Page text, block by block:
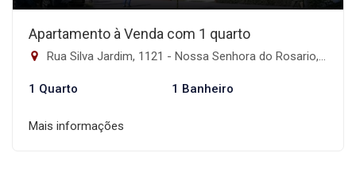
Apartamento à Venda com 1 quarto
Rua Silva Jardim, 1121 - Nossa Senhora do Rosario, Santa Maria-RS
1 Quarto 1 Banheiro
Mais informações